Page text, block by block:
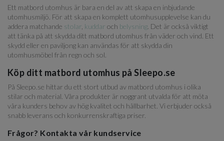
Ett matbord utomhus är bara en del av att skapa en inbjudande
utomhusmiljö. För att skapa en komplett utomhusupplevelse kan du
addera matchande stolar kuddar och belysning . Det är också viktigt
att tänka på att skydda ditt matbord utomhus från väder och vind. Ett
skydd eller en paviljong kan användas för att skydda din
utomhusmöbel från regn och sol.
Köp ditt matbord utomhus på Sleepo.se
På Sleepo.se hittar du ett stort utbud av matbord utomhus i olika
stilar och material. Våra produkter är noggrant utvalda för att möta
våra kunders behov av hög kvalitet och hållbarhet. Vi erbjuder också
snabb leverans och konkurrenskraftiga priser.
Frågor? Kontakta vår kundservice